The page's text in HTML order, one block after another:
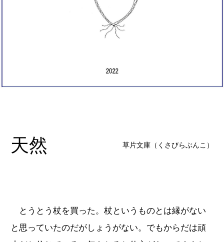
天然 草片文庫（くさびらぶんこ）
とうとう杖を買った。杖というものとは縁がない
と思っていたのだがしょうがない。でもからだは頑